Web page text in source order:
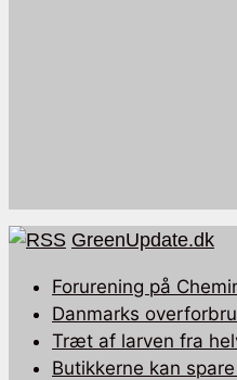
GreenUpdate.dk
Forurening på
Danmarks
Træt af larven fra
Butikkerne kan